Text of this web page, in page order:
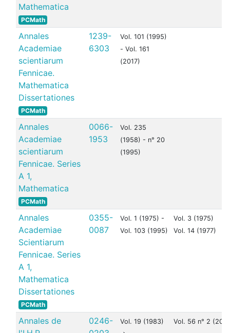
Mathematica
PCMath
Annales
Academiae
scientiarum
Fennicae.
Mathematica
Dissertationes
PCMath
1239-
6303
Vol. 101 (1995)
- Vol. 161
(2017)
Annales
Academiae
scientiarum
Fennicae. Series
A 1,
Mathematica
PCMath
0066-
1953
Vol. 235
(1958) - n° 20
(1995)
Annales
Academiae
Scientiarum
Fennicae. Series
A 1,
Mathematica
Dissertationes
PCMath
0355-
0087
Vol. 1 (1975) -
Vol. 103 (1995)
Vol. 3 (1975)
Vol. 14 (1977)
Annales de
0246-
Vol. 19 (1983)
Vol. 56 n° 2